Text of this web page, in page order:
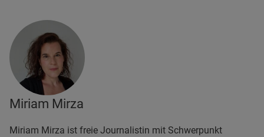
Miriam Mirza
Miriam Mirza ist freie Journalistin mit Schwerpunkt